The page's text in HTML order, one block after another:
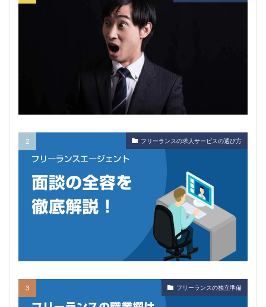
フリーランスの求人サービスの選び方
フリーランスの独立準備